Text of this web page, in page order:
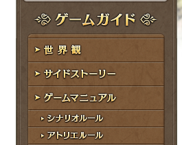
ド
レ
ス
ー
ド
ゲームガイド
世界観
サイドストーリー
ゲームマニュアル
シナリオルール